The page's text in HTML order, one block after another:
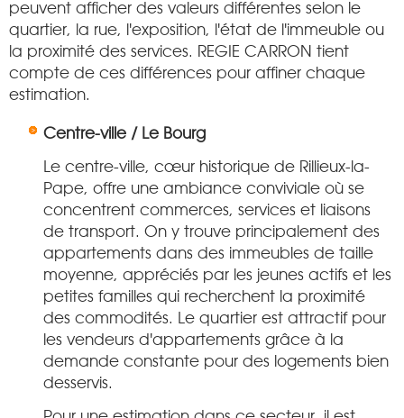
peuvent afficher des valeurs différentes selon le
quartier, la rue, l'exposition, l'état de l'immeuble ou
la proximité des services. REGIE CARRON tient
compte de ces différences pour affiner chaque
estimation.
Centre-ville / Le Bourg
Le centre-ville, cœur historique de Rillieux-la-
Pape, offre une ambiance conviviale où se
concentrent commerces, services et liaisons
de transport. On y trouve principalement des
appartements dans des immeubles de taille
moyenne, appréciés par les jeunes actifs et les
petites familles qui recherchent la proximité
des commodités. Le quartier est attractif pour
les vendeurs d'appartements grâce à la
demande constante pour des logements bien
desservis.